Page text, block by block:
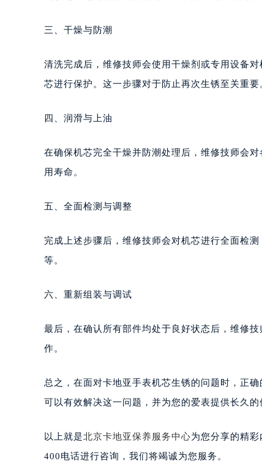
三、干燥与防潮
清洗完成后，维修技师会使用干燥剂或专用设备
芯进行保护。这一步骤对于防止再次生锈至关重要
四、润滑与上油
在确保机芯完全干燥并防潮处理后，维修技师会
用寿命。
五、全面检测与调整
完成上述步骤后，维修技师会对机芯进行全面检
等。
六、重新组装与调试
最后，在确认所有部件均处于良好状态后，维修
作。
总之，在面对卡地亚手表机芯生锈的问题时，正
可以有效解决这一问题，并为您的爱表提供长久的
以上就是北京卡地亚保养服务中心为您分享的精
400电话进行咨询，我们将竭诚为您服务。